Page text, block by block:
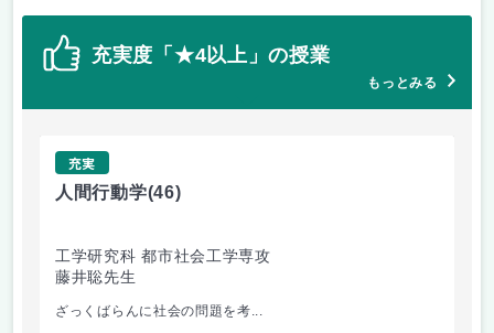
充実度「★4以上」の授業
もっとみる
充実
人間行動学(46)
工学研究科 都市社会工学専攻
藤井聡先生
ざっくばらんに社会の問題を考...